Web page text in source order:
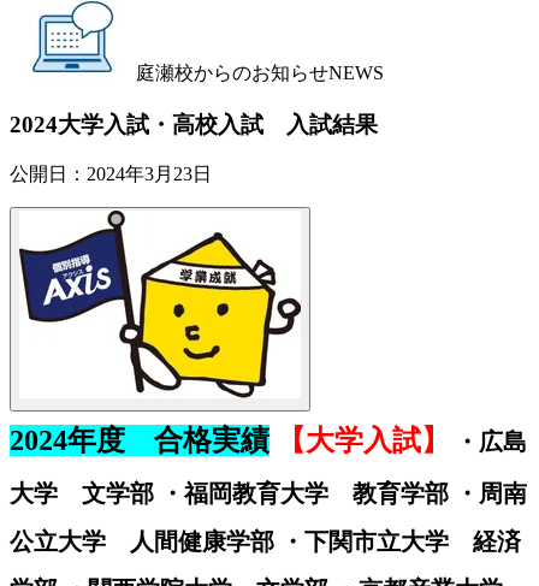
庭瀬校からのお知らせNEWS
2024大学入試・高校入試 入試結果
公開日： 2024年3月23日
2024年度 合格実績 【大学入試】
・広島
大学 文学部 ・福岡教育大学 教育学部 ・周南
公立大学 人間健康学部 ・下関市立大学 経済